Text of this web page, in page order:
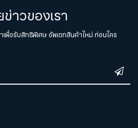
าวของเรา
พื่อรับสิทธิพิเศษ อัพเดทสินค้าใหม่ ก่อนใคร